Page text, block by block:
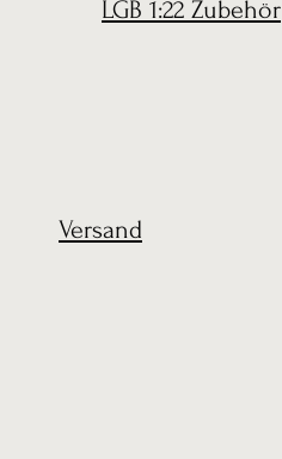
LGB 1:22 Zubehör
Versand